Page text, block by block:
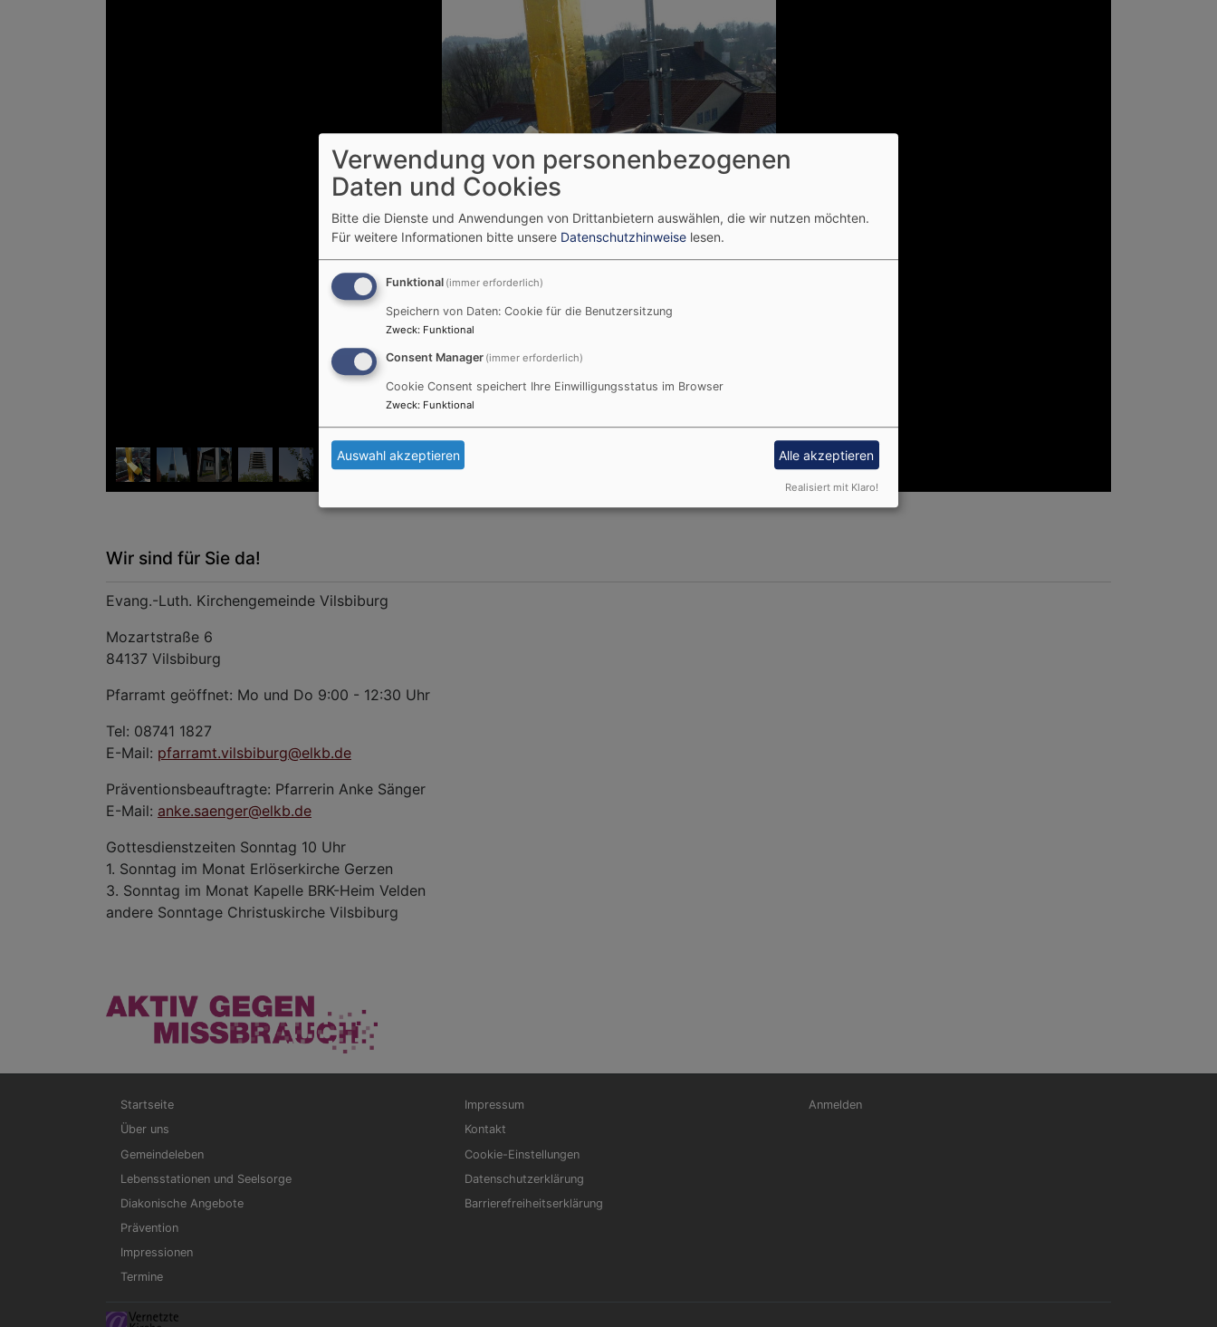
Wir sind für Sie da!
Evang.-Luth. Kirchengemeinde Vilsbiburg
Mozartstraße 6
84137 Vilsbiburg
Pfarramt geöffnet: Mo und Do 9:00 - 12:30 Uhr
Tel: 08741 1827
E-Mail: pfarramt.vilsbiburg@elkb.de
Präventionsbeauftragte: Pfarrerin Anke Sänger
E-Mail: anke.saenger@elkb.de
Gottesdienstzeiten Sonntag 10 Uhr
1. Sonntag im Monat Erlöserkirche Gerzen
3. Sonntag im Monat Kapelle BRK-Heim Velden
andere Sonntage Christuskirche Vilsbiburg
Hauptnavigation
Startseite
Über uns
Gemeindeleben
Lebensstationen und Seelsorge
Diakonische Angebote
Prävention
Impressionen
Termine
Fußbereichsmenü
Impressum
Kontakt
Cookie-Einstellungen
Datenschutzerklärung
Barrierefreiheitserklärung
Benutzermenü
Anmelden
Verwendung von personenbezogenen
Daten und Cookies
Bitte die Dienste und Anwendungen von Drittanbietern auswählen, die wir nutzen möchten.
Für weitere Informationen bitte unsere Datenschutzhinweise lesen.
Funktional (immer erforderlich)
Speichern von Daten: Cookie für die Benutzersitzung
Zweck: Funktional
Consent Manager (immer erforderlich)
Cookie Consent speichert Ihre Einwilligungsstatus im Browser
Zweck: Funktional
Auswahl akzeptieren Alle akzeptieren
Realisiert mit Klaro!